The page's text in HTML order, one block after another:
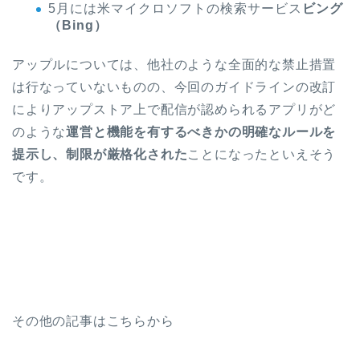
5月には米マイクロソフトの検索サービス ビング
（Bing）
アップルについては、他社のような全面的な禁止措置
は行なっていないものの、今回のガイドラインの改訂
によりアップストア上で配信が認められるアプリがど
のような運営と機能を有するべきかの明確なルールを
提示し、制限が厳格化されたことになったといえそう
です。
その他の記事はこちらから